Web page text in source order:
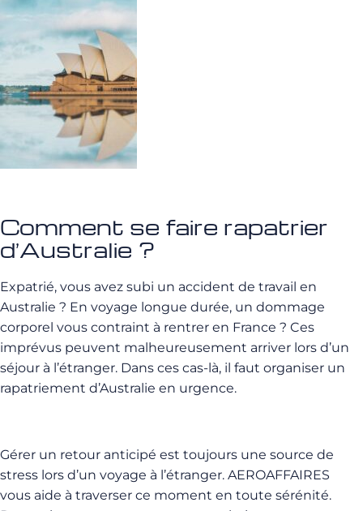
Comment se faire rapatrier
d’Australie ?
Expatrié, vous avez subi un accident de travail en
Australie ? En voyage longue durée, un dommage
corporel vous contraint à rentrer en France ? Ces
imprévus peuvent malheureusement arriver lors d’un
séjour à l’étranger. Dans ces cas-là, il faut organiser un
rapatriement d’Australie en urgence.
Gérer un retour anticipé est toujours une source de
stress lors d’un voyage à l’étranger. AEROAFFAIRES
vous aide à traverser ce moment en toute sérénité.